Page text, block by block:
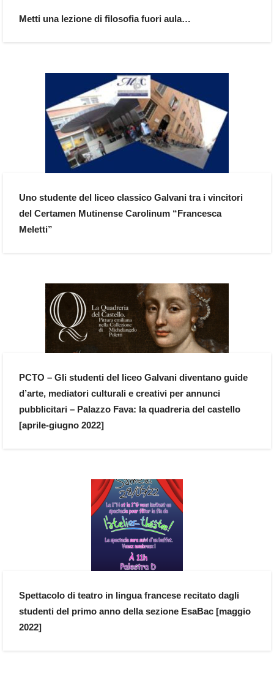
Metti una lezione di filosofia fuori aula…
Uno studente del liceo classico Galvani tra i vincitori
del Certamen Mutinense Carolinum “Francesca
Meletti”
PCTO – Gli studenti del liceo Galvani diventano guide
d’arte, mediatori culturali e creativi per annunci
pubblicitari – Palazzo Fava: la quadreria del castello
[aprile-giugno 2022]
Spettacolo di teatro in lingua francese recitato dagli
studenti del primo anno della sezione EsaBac [maggio
2022]